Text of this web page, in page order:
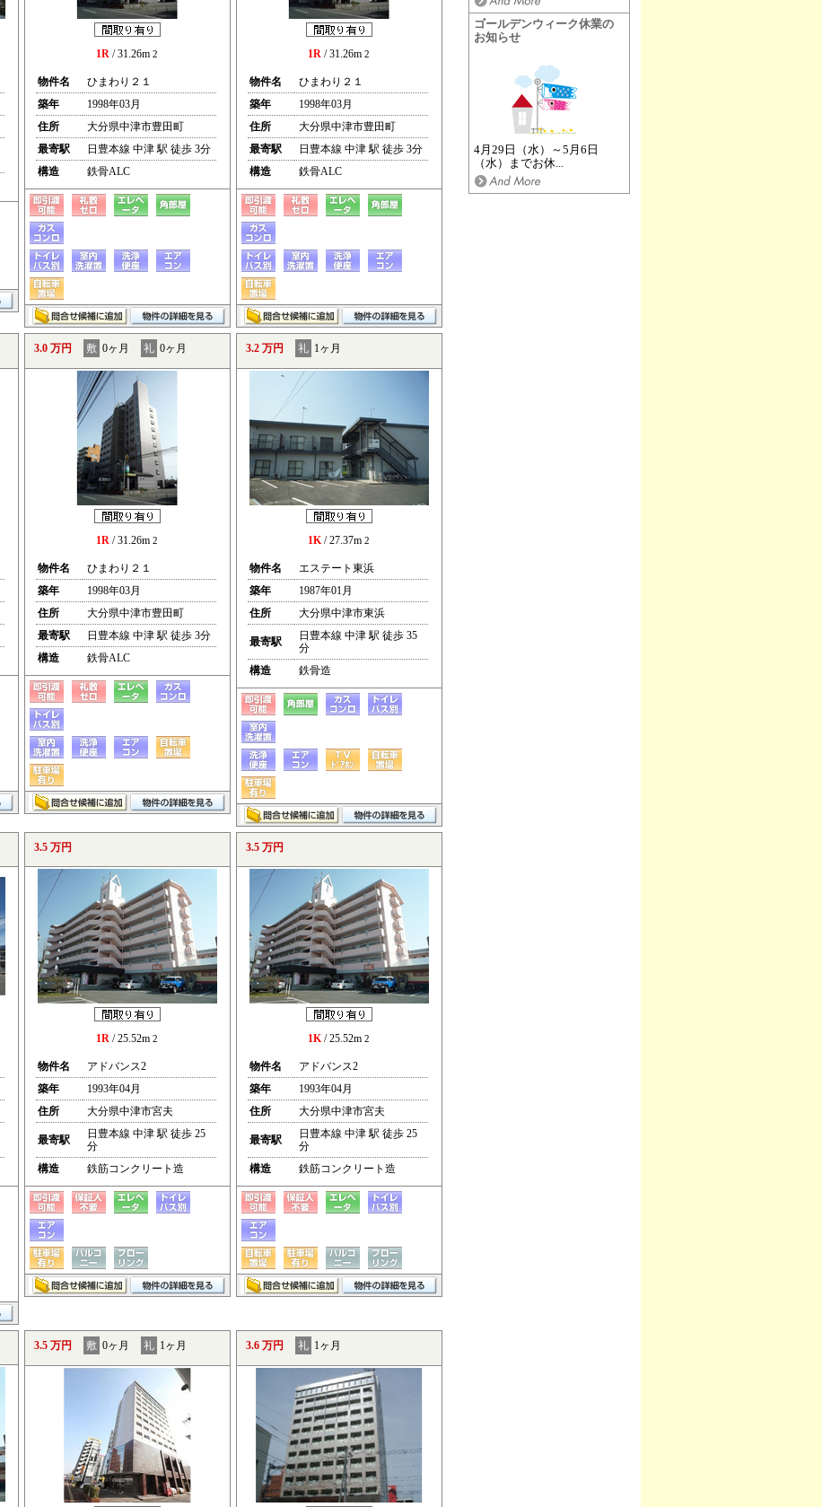
ゴールデンウィーク休業の
お知らせ
4月29日（水）～5月6日
（水）までお休...
1R / 31.26m 2
物件名
ひまわり２１
築年
1998年03月
住所
大分県中津市豊田町
最寄駅
日豊本線 中津 駅 徒歩 3分
構造
鉄骨ALC
1R / 31.26m 2
物件名
ひまわり２１
築年
1998年03月
住所
大分県中津市豊田町
最寄駅
日豊本線 中津 駅 徒歩 3分
構造
鉄骨ALC
3.0 万円 敷 0ヶ月 礼 0ヶ月
1R / 31.26m 2
物件名
ひまわり２１
築年
1998年03月
住所
大分県中津市豊田町
最寄駅
日豊本線 中津 駅 徒歩 3分
構造
鉄骨ALC
3.2 万円 礼 1ヶ月
1K/ 27.37m 2
物件名
エステート東浜
築年
1987年01月
住所
大分県中津市東浜
最寄駅
日豊本線 中津 駅 徒歩 35
分
構造
鉄骨造
3.5 万円
1R / 25.52m 2
物件名
アドバンス2
築年
1993年04月
住所
大分県中津市宮夫
最寄駅
日豊本線 中津 駅 徒歩 25
分
構造
鉄筋コンクリート造
3.5 万円
1K/ 25.52m 2
物件名
アドバンス2
築年
1993年04月
住所
大分県中津市宮夫
最寄駅
日豊本線 中津 駅 徒歩 25
分
構造
鉄筋コンクリート造
3.5 万円 敷 0ヶ月 礼 1ヶ月 3.6 万円 礼 1ヶ月